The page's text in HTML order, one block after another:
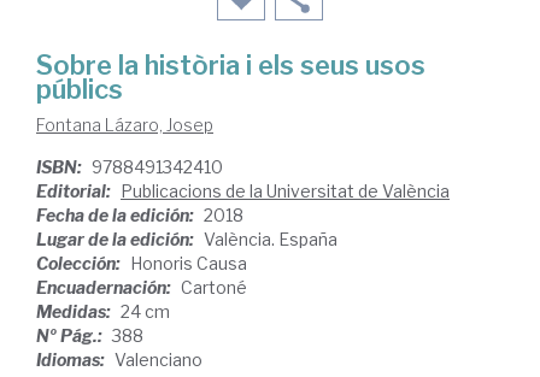
Sobre la història i els seus usos
públics
Fontana Lázaro, Josep
ISBN: 9788491342410
Editorial: Publicacions de la Universitat de València
Fecha de la edición: 2018
Lugar de la edición: València. España
Colección: Honoris Causa
Encuadernación: Cartoné
Medidas: 24 cm
Nº Pág.: 388
Idiomas: Valenciano